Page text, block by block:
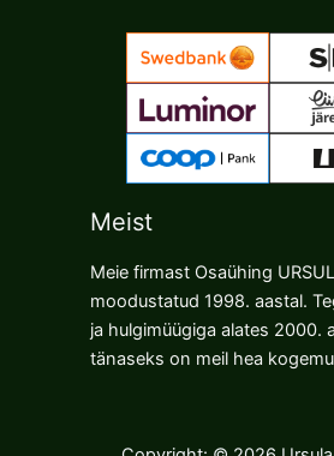
Meist
Meie firmast Osaühing
moodustatud 1998. aastal.
ja hulgimüügiga alates 2000.
tänaseks on meil hea